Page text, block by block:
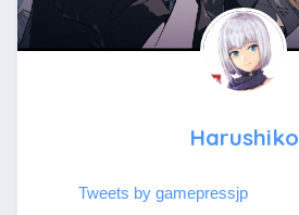
Harushiko
Tweets by gamepressjp